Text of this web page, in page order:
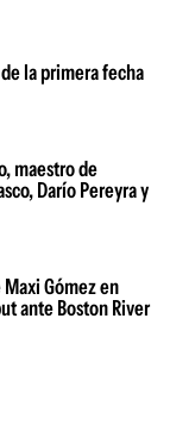
la primera fecha
maestro de
Darío Pereyra y
Gómez en
ante Boston River